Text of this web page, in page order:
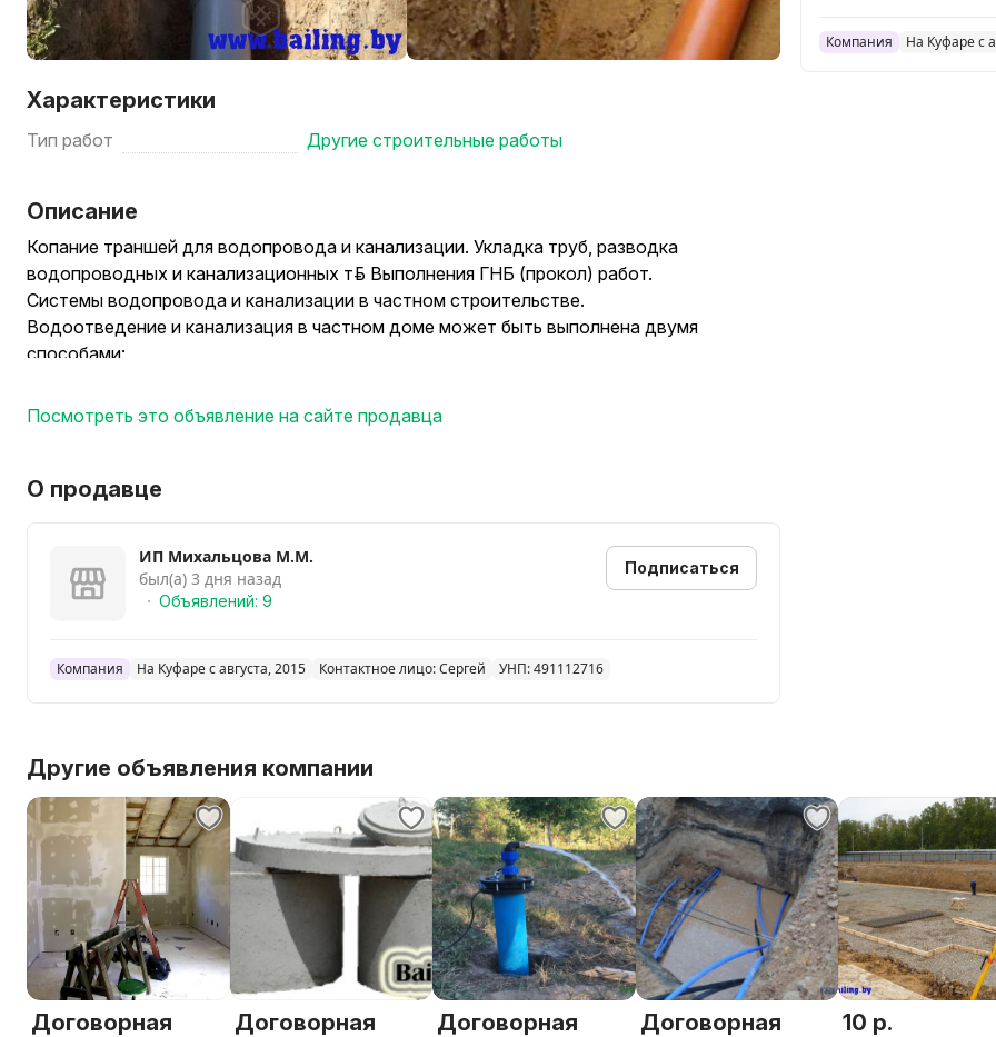
Характеристики
Тип работ Другие строительные работы
Описание
Копание траншей для водопровода и канализации. Укладка труб, разводка
водопроводных и канализационных труб. Выполнения ГНБ (прокол) работ.
Системы водопровода и канализации в частном строительстве.
Водоотведение и канализация в частном доме может быть выполнена двумя
способами:
2. Путем строительства автономных систем.
Посмотреть это объявление на сайте продавца
О продавце
ИП Михальцова М.М.
был(а) 3 дня назад
Объявлений: 9
Подписаться
Компания На Куфаре с августа, 2015 Контактное лицо: Сергей УНП: 491112716
Другие объявления компании
Договорная Договорная Договорная Договорная 10 р.
Компания На Куфаре с